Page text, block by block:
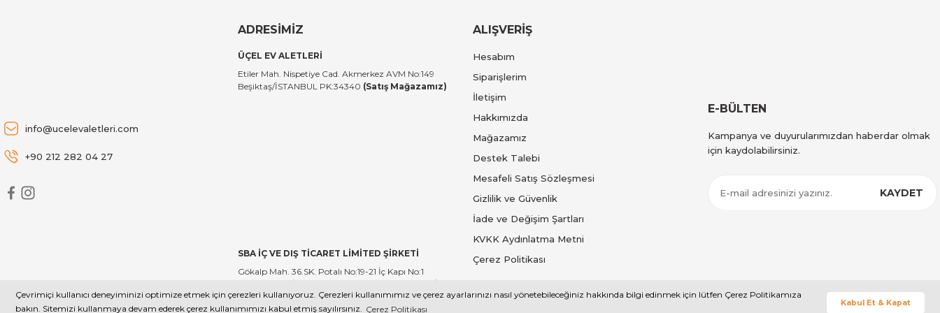
Çevrimiçi kullanıcı deneyiminizi optimize etmek için çerezleri kullanıyoruz. Çerezleri kullanımımız ve çerez ayarlarınızı nasıl yönetebileceğiniz hakkında bilgi edinmek için lütfen Çerez Politikamıza
bakın. Sitemizi kullanmaya devam ederek çerez kullanımımızı kabul etmiş sayılırsınız. Çerez Politikası
Kabul Et & Kapat
5.996,00 TL
Brabantia BRA 114045 NewIcon Platinum Pedallı Çöp Kutusu 20L
5.996,00 TL
Brabantia BRA 149962 Çöp Kutusu 30 Litre NewIcon Pedallı Mat Bej
Brabantia BRA 364488 White Dokunmatik Duvar Tipi Çöp Kutusu 3L
info@ucelevaletleri.com
+90 212 282 04 27
ADRESİMİZ
ÜÇEL EV ALETLERİ
Etiler Mah. Nispetiye Cad. Akmerkez AVM No:149
Beşiktaş/İSTANBUL PK:34340 (Satış Mağazamız)
SBA İÇ VE DIŞ TİCARET LİMİTED ŞİRKETİ
Gökalp Mah. 36.SK. Potalı No:19-21 İç Kapı No:1
ALIŞVERİŞ
Hesabım
Siparişlerim
İletişim
Hakkımızda
Mağazamız
Destek Talebi
Mesafeli Satış Sözleşmesi
Gizlilik ve Güvenlik
İade ve Değişim Şartları
KVKK Aydınlatma Metni
Çerez Politikası
E-BÜLTEN
Kampanya ve duyurularımızdan haberdar olmak
için kaydolabilirsiniz.
KAYDET
Copyright 2025 - Tüm Hakları Saklıdır. - Kredi kartı bilgileriniz 256bit SSL sertifikası ile korunmaktadır. | ucelevaletleri.com | SBA İÇ VE DIŞ TİCARET LİMİTED ŞİRKETİ'nin bir markasıdır.